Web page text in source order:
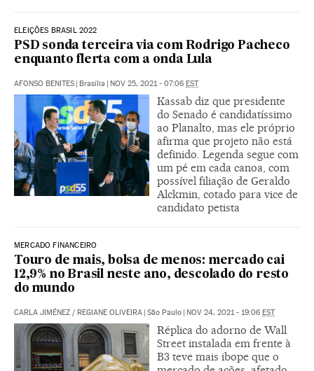
ELEIÇÕES BRASIL 2022
PSD sonda terceira via com Rodrigo Pacheco
enquanto flerta com a onda Lula
AFONSO BENITES | Brasília | NOV 25, 2021 - 07:06 EST
Kassab diz que presidente
do Senado é candidatíssimo
ao Planalto, mas ele próprio
afirma que projeto não está
definido. Legenda segue com
um pé em cada canoa, com
possível filiação de Geraldo
Alckmin, cotado para vice de
candidato petista
MERCADO FINANCEIRO
Touro de mais, bolsa de menos: mercado cai
12,9% no Brasil neste ano, descolado do resto
do mundo
CARLA JIMÉNEZ / REGIANE OLIVEIRA | São Paulo | NOV 24, 2021 - 19:06 EST
Réplica do adorno de Wall
Street instalada em frente à
B3 teve mais ibope que o